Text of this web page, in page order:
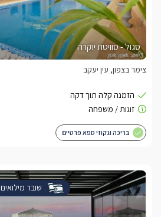
סגול - סוויטת יוקרה
צימר בצפון, עין יעקב
בריכה וגקוזי ספא פרטיים
שובר מילואים